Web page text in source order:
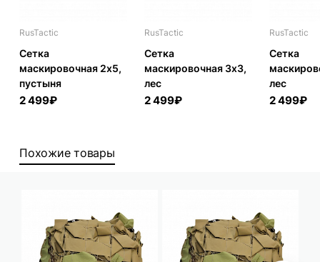
RusTactic
Сетка
маскировочная 2x5,
пустыня
2 499₽
RusTactic
Сетка
маскировочная 3x3,
лес
2 499₽
RusTactic
Сетка
лес
2 499₽
Похожие товары